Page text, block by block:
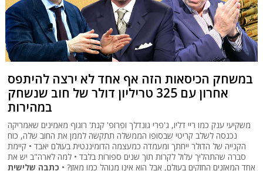
במשחק הכיסאות הזה אף אחד לא ירצה להיתפס
אחרון עם 325 טריליון דולר של חוב שנשחק
במהירות
משקיעי ענק כמו ריי דליו, ג'פרי גונדלך ופרופ' קנת' רוגוף מאמינים שאמריקה
נכנסה לשלב קריטי שבסופו הממשלה תתקשה לממן את החוב שלה, כוח
הקנייה של הדולר ייחתך ומעמדה כמעצמה הדומיננטית בעולם יאבד • קיימת
סברה שהתהליך עלול לקרות תוך שנים ספורות בלבד • למה לארה"ב יש את
אחד המאזנים החזקים בעולם, אבל הוא אינו מנוהל כמו מאזן? • כתבה שלישית